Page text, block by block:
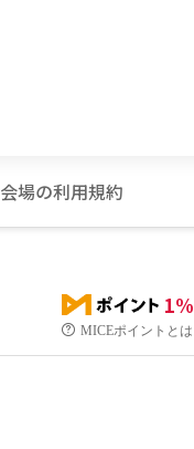
会場の利用規約
1%
MICEポイントとは